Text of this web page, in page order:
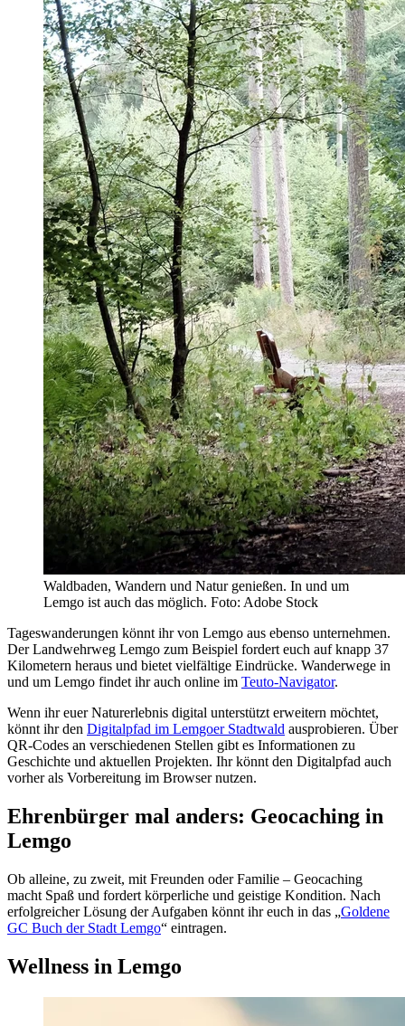
Waldbaden, Wandern und Natur genießen. In und um
Lemgo ist auch das möglich. Foto: Adobe Stock
Tageswanderungen könnt ihr von Lemgo aus ebenso unternehmen.
Der Landwehrweg Lemgo zum Beispiel fordert euch auf knapp 37
Kilometern heraus und bietet vielfältige Eindrücke. Wanderwege in
und um Lemgo findet ihr auch online im Teuto-Navigator.
Wenn ihr euer Naturerlebnis digital unterstützt erweitern möchtet,
könnt ihr den Digitalpfad im Lemgoer Stadtwald ausprobieren. Über
QR-Codes an verschiedenen Stellen gibt es Informationen zu
Geschichte und aktuellen Projekten. Ihr könnt den Digitalpfad auch
vorher als Vorbereitung im Browser nutzen.
Ehrenbürger mal anders: Geocaching in
Lemgo
Ob alleine, zu zweit, mit Freunden oder Familie – Geocaching
macht Spaß und fordert körperliche und geistige Kondition. Nach
erfolgreicher Lösung der Aufgaben könnt ihr euch in das „Goldene
GC Buch der Stadt Lemgo“ eintragen.
Wellness in Lemgo